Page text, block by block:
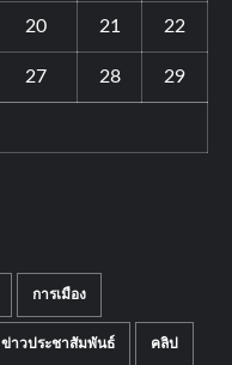
20 21 22
27 28 29
การเมือง
ข่าวประชาสัมพันธ์ คลิป